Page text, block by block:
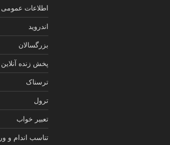
اطلاعات عمومی
اندروید
بزرگسالان
پخش زنده آنلاین
ترسناک
ترول
تعبیر خواب
تناسب اندام و